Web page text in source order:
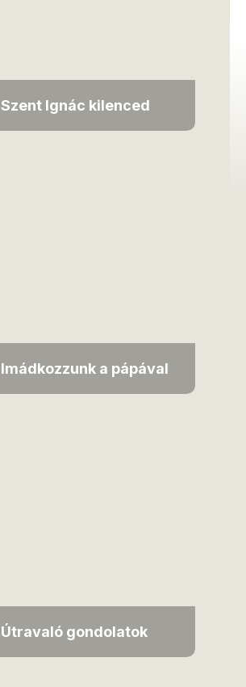
Szent Ignác kilenced
Imádkozzunk a pápával
Útravaló gondolatok